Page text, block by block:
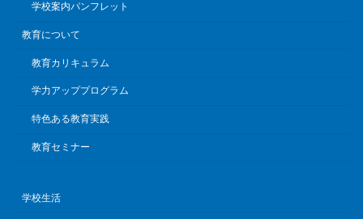
学校案内パンフレット
教育について
教育カリキュラム
学力アッププログラム
特色ある教育実践
教育セミナー
学校生活